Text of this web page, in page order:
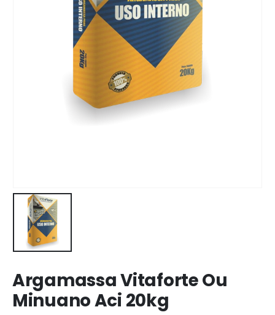
Argamassa Vitaforte Ou
Minuano Aci 20kg